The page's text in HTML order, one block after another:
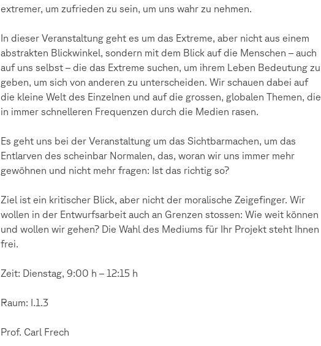
extremer, um zufrieden zu sein, um uns wahr zu nehmen.
In dieser Veranstaltung geht es um das Extreme, aber nicht aus einem
abstrakten Blickwinkel, sondern mit dem Blick auf die Menschen – auch
auf uns selbst – die das Extreme suchen, um ihrem Leben Bedeutung zu
geben, um sich von anderen zu unterscheiden. Wir schauen dabei auf
die kleine Welt des Einzelnen und auf die grossen, globalen Themen, die
in immer schnelleren Frequenzen durch die Medien rasen.
Es geht uns bei der Veranstaltung um das Sichtbarmachen, um das
Entlarven des scheinbar Normalen, das, woran wir uns immer mehr
gewöhnen und nicht mehr fragen: Ist das richtig so?
Ziel ist ein kritischer Blick, aber nicht der moralische Zeigefinger. Wir
wollen in der Entwurfsarbeit auch an Grenzen stossen: Wie weit können
und wollen wir gehen? Die Wahl des Mediums für Ihr Projekt steht Ihnen
frei.
Zeit: Dienstag, 9:00 h – 12:15 h
Raum: I.1.3
Prof. Carl Frech